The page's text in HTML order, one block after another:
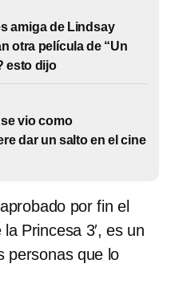
amiga de Lindsay
otra película de “Un
esto dijo
vio como
dar un salto en el cine
por fin el
Princesa 3′, es un
personas que lo